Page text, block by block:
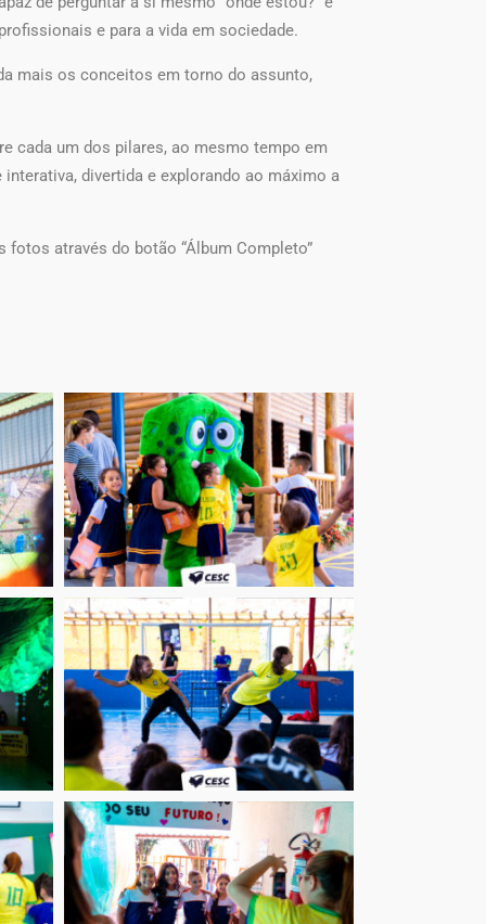
e para a vida em sociedade.
mais os conceitos em torno do assunto,
cada um dos pilares, ao mesmo tempo em
divertida e explorando ao máximo a
através do botão “Álbum Completo”